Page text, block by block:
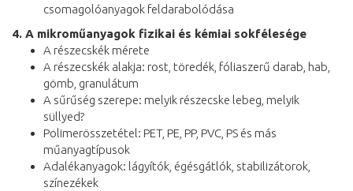
csomagolóanyagok feldarabolódása
4. A mikroműanyagok fizikai és kémiai sokfélesége
A részecskék mérete
A részecskék alakja: rost, töredék, fóliaszerű darab, hab,
gömb, granulátum
A sűrűség szerepe: melyik részecske lebeg, melyik
süllyed?
Polimerösszetétel: PET, PE, PP, PVC, PS és más
műanyagtípusok
Adalékanyagok: lágyítók, égésgátlók, stabilizátorok,
színezékek